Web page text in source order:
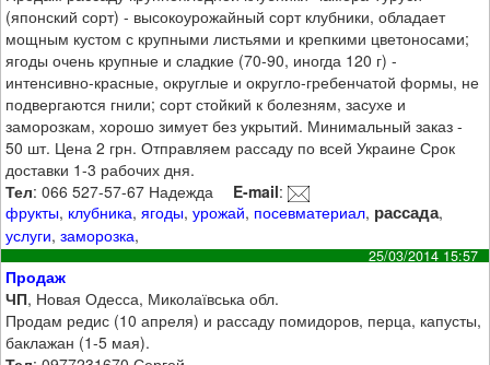
(японский сорт) - высокоурожайный сорт клубники, обладает
мощным кустом с крупными листьями и крепкими цветоносами;
ягоды очень крупные и сладкие (70-90, иногда 120 г) -
интенсивно-красные, округлые и округло-гребенчатой формы, не
подвергаются гнили; сорт стойкий к болезням, засухе и
заморозкам, хорошо зимует без укрытий. Минимальный заказ -
50 шт. Цена 2 грн. Отправляем рассаду по всей Украине Срок
доставки 1-3 рабочих дня.
Тел: 066 527-57-67 Надежда E-mail:
фрукты, клубника,ягоды,урожай, посевматериал, рассада,
услуги,заморозка,
25/03/2014 15:57
Продаж
ЧП, Новая Одесса, Миколаївська обл.
Продам редис (10 апреля) и рассаду помидоров, перца, капусты,
баклажан (1-5 мая).